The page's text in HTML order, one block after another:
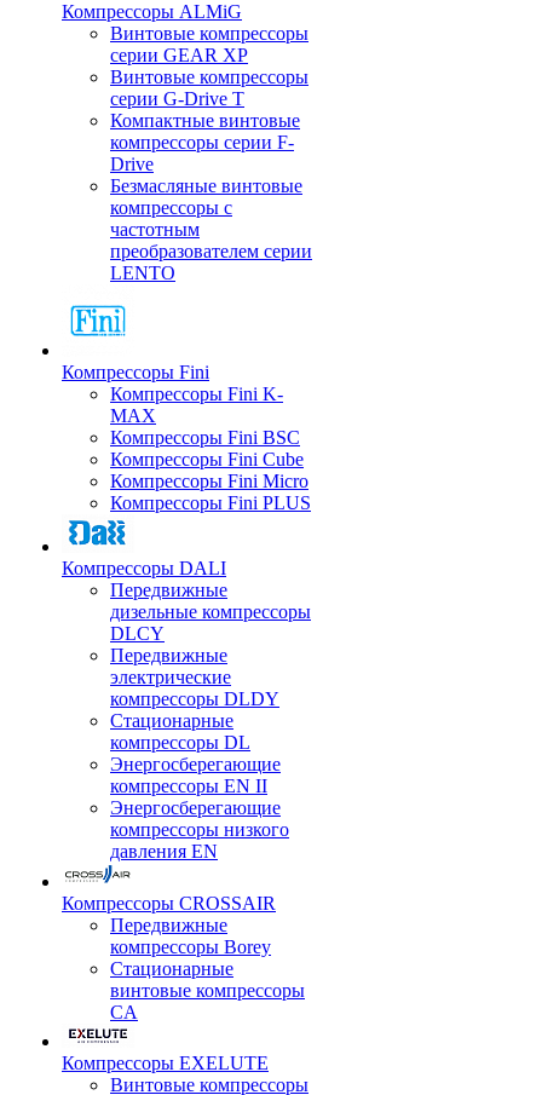
Компрессоры ALMiG
Винтовые компрессоры
серии GEAR XP
Винтовые компрессоры
серии G-Drive T
Компактные винтовые
компрессоры серии F-
Drive
Безмасляные винтовые
компрессоры с
частотным
преобразователем серии
LENTO
Компрессоры Fini
Компрессоры Fini K-
MAX
Компрессоры Fini BSC
Компрессоры Fini Cube
Компрессоры Fini Micro
Компрессоры Fini PLUS
Компрессоры DALI
Передвижные
дизельные компрессоры
DLCY
Передвижные
электрические
компрессоры DLDY
Стационарные
компрессоры DL
Энергосберегающие
компрессоры EN II
Энергосберегающие
компрессоры низкого
давления EN
Компрессоры CROSSAIR
Передвижные
компрессоры Borey
Стационарные
винтовые компрессоры
CA
Компрессоры EXELUTE
Винтовые компрессоры